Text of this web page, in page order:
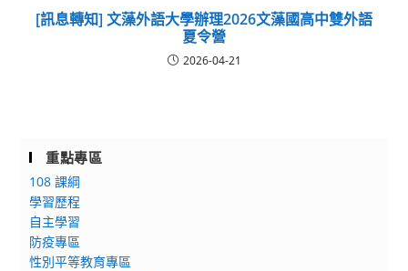
[訊息轉知] 文藻外語大學辦理2026文藻國高中雙外語
夏令營
2026-04-21
重點專區
108 課綱
學習歷程
自主學習
防疫專區
性別平等教育專區